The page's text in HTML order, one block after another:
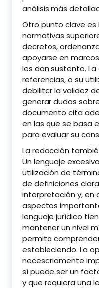
análisis más
Otro punto clave
normativas
decretos,
apoyarse en
les dan sustento.
referencias, o su
debilitar la validez
generar dudas
documento cita
en las que se basa
para evaluar su
La redacción
Un lenguaje
utilización de
de definiciones
interpretación y, en
aspectos
lenguaje jurídico
mantener un nivel
permita
estableciendo. La
necesariamente
sí puede ser un
y que requiera una